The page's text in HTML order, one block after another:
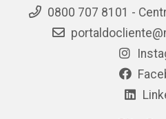
0800 707 8101 -